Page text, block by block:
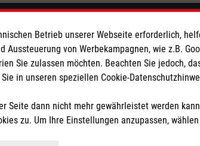
Malteser Hilfsdienst e.V.
für Kirche und Caritas eG
So finden
Lindenstraße
53332
Betrieb unserer Webseite erforderlich,
von Werbekampagnen, wie z.B.
Sie zulassen möchten. Beachten Sie jedoch,
in unseren speziellen Cookie-
Seite dann nicht mehr gewährleistet werden
zu. Um Ihre Einstellungen anzupassen, wählen